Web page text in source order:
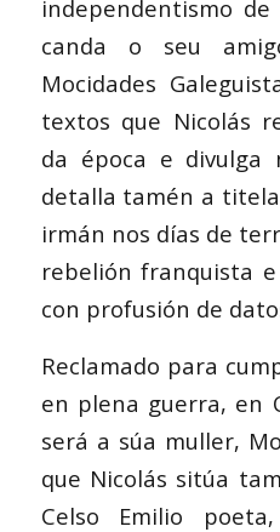
independentismo
canda o seu
Mocidades
textos que Nicolás
da época e divulga
detalla tamén a
irmán nos días de
rebelión franquista
con profusión de
Reclamado para
en plena guerra, en
será a súa muller,
que Nicolás sitúa
Celso Emilio